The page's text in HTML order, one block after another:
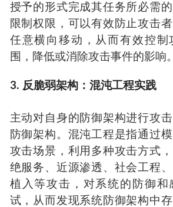
授予的形式完成其任务所必需
限制权限，可以有效防止攻击
任意横向移动，从而有效控制
围，降低或消除攻击事件的影响。
3. 反脆弱架构：混沌工程实践
主动对自身的防御架构进行攻
防御架构。混沌工程是指通过
攻击场景，利用多种攻击方式
绝服务、近源渗透、社会工程
植入等攻击，对系统的防御和
试，从而发现系统防御架构中